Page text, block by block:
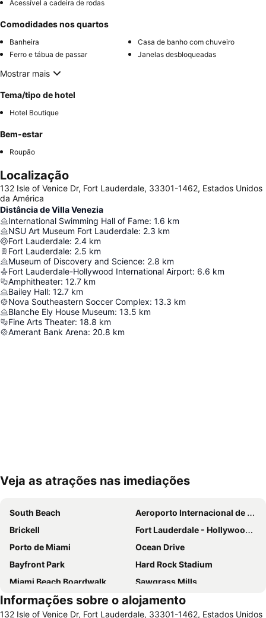
Acessível a cadeira de rodas
Comodidades nos quartos
Banheira
Casa de banho com chuveiro
Ferro e tábua de passar
Janelas desbloqueadas
Mostrar mais
Tema/tipo de hotel
Hotel Boutique
Bem-estar
Roupão
Localização
132 Isle of Venice Dr, Fort Lauderdale, 33301-1462, Estados Unidos
da América
Distância de Villa Venezia
International Swimming Hall of Fame: 1.6 km
NSU Art Museum Fort Lauderdale: 2.3 km
Fort Lauderdale: 2.4 km
Fort Lauderdale: 2.5 km
Museum of Discovery and Science: 2.8 km
Fort Lauderdale-Hollywood International Airport: 6.6 km
Amphitheater: 12.7 km
Bailey Hall: 12.7 km
Nova Southeastern Soccer Complex: 13.3 km
Blanche Ely House Museum: 13.5 km
Fine Arts Theater: 18.8 km
Amerant Bank Arena: 20.8 km
Ampliar mapa
Veja as atrações nas imediações
South Beach
Aeroporto Internacional de Miami
Brickell
Fort Lauderdale - Hollywood International Airport
Porto de Miami
Ocean Drive
Bayfront Park
Hard Rock Stadium
Miami Beach Boardwalk
Sawgrass Mills
Lincoln Road
Dolphin Mall
Informações sobre o alojamento
132 Isle of Venice Dr, Fort Lauderdale, 33301-1462, Estados Unidos